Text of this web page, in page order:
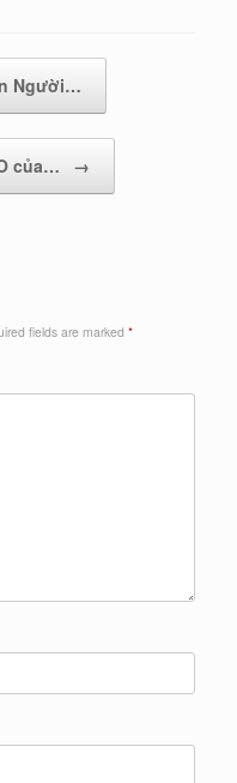
Người…
của… →
fields are marked *